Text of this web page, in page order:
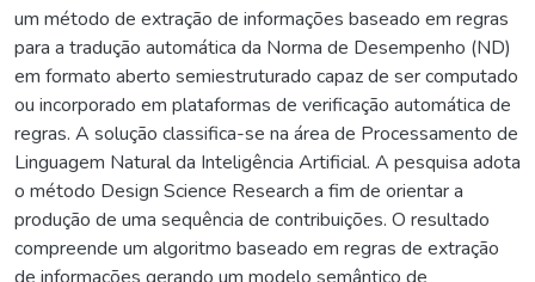
um método de extração de informações baseado em regras
para a tradução automática da Norma de Desempenho (ND)
em formato aberto semiestruturado capaz de ser computado
ou incorporado em plataformas de verificação automática de
regras. A solução classifica-se na área de Processamento de
Linguagem Natural da Inteligência Artificial. A pesquisa adota
o método Design Science Research a fim de orientar a
produção de uma sequência de contribuições. O resultado
compreende um algoritmo baseado em regras de extração